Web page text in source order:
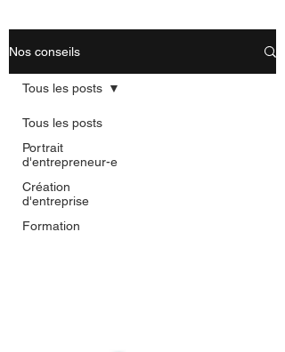
Nos conseils
Tous les posts
Portrait
d'entrepreneur-e
Création
d'entreprise
Formation
Tous les posts